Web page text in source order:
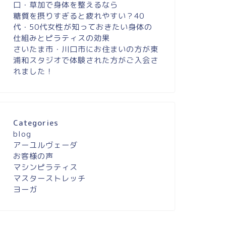
口・草加で身体を整えるなら
糖質を摂りすぎると疲れやすい？40
代・50代女性が知っておきたい身体の
仕組みとピラティスの効果
さいたま市・川口市にお住まいの方が東
浦和スタジオで体験された方がご入会さ
れました！
Categories
blog
アーユルヴェーダ
お客様の声
マシンピラティス
マスターストレッチ
ヨーガ